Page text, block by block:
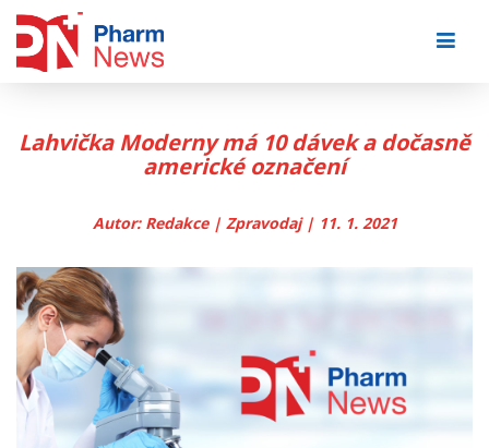
Lahvička Moderny má 10 dávek a dočasně
americké označení
Autor: Redakce | Zpravodaj | 11. 1. 2021